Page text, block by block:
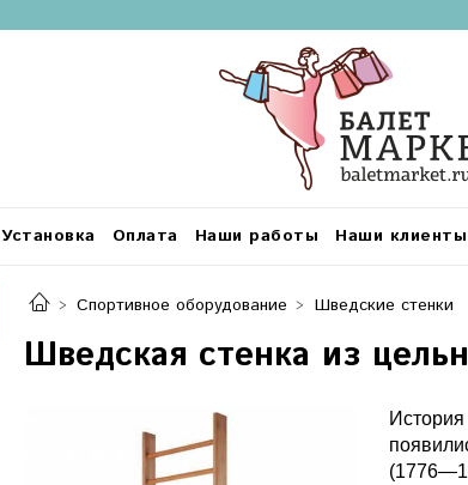
Установка Оплата Наши работы Наши клиенты
Спортивное оборудование Шведские стенки
Шведская стенка из
История